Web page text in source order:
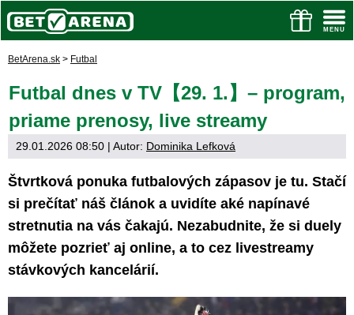
BetArena.sk > Futbal
Futbal dnes v TV【29. 1.】– program,
priame prenosy, live streamy
29.01.2026 08:50 | Autor: Dominika Lefková
Štvrtková ponuka futbalových zápasov je tu. Stačí
si prečítať náš článok a uvidíte aké napínavé
stretnutia na vás čakajú. Nezabudnite, že si duely
môžete pozrieť aj online, a to cez livestreamy
stávkových kancelárií.